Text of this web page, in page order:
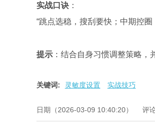
实战口诀 ：
“跳点选稳，搜刮要快；中期控圈
提示 ：结合自身习惯调整策略，
关键词: 灵敏度设置 实战技巧
日期（2026-03-09 10:40:20） 评